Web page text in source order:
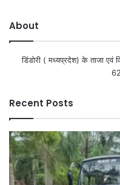
About
डिंडोरी ( मध्यप्रदेश) के ताजा एवं
Recent Posts